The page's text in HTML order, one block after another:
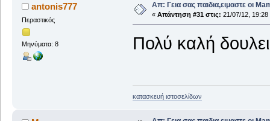
antonis777
Περαστικός
Μηνύματα: 8
Απ: Γεια σας παιδια,ειμαστε οι
« Απάντηση #31 στις: 21/07/12, 19:28
Πολύ καλή
κατασκευή ιστοσελίδων